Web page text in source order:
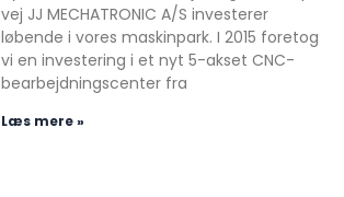
vej JJ MECHATRONIC A/S investerer
løbende i vores maskinpark. I 2015 foretog
vi en investering i et nyt 5-akset CNC-
bearbejdningscenter fra
Læs mere »